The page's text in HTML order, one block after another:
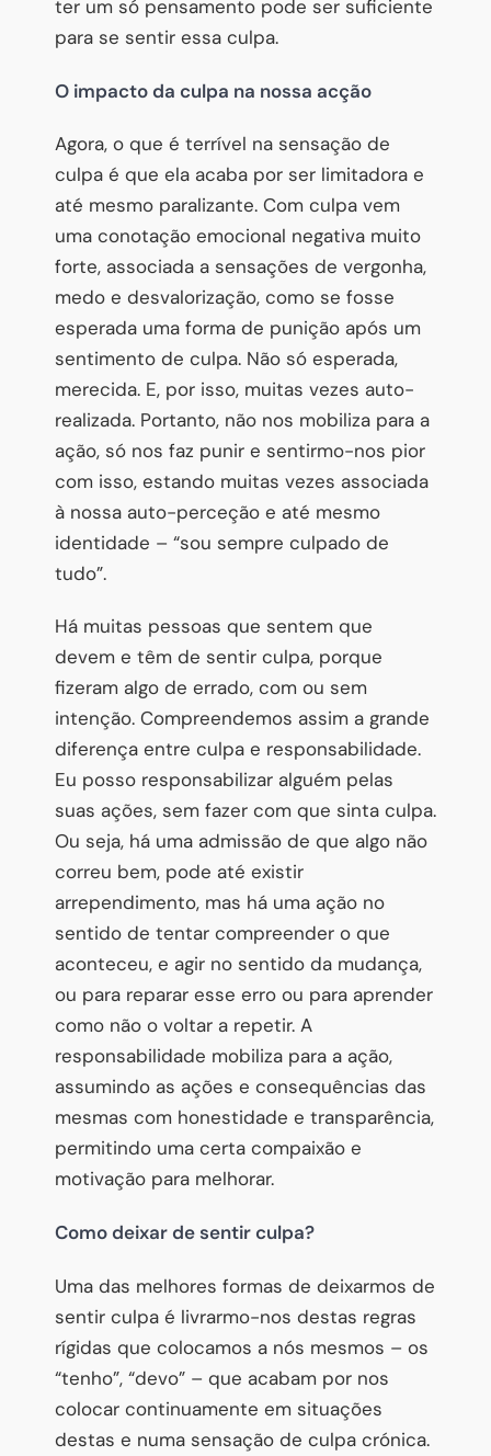
ter um só pensamento pode ser suficiente
para se sentir essa culpa.
O impacto da culpa na nossa acção
Agora, o que é terrível na sensação de
culpa é que ela acaba por ser limitadora e
até mesmo paralizante. Com culpa vem
uma conotação emocional negativa muito
forte, associada a sensações de vergonha,
medo e desvalorização, como se fosse
esperada uma forma de punição após um
sentimento de culpa. Não só esperada,
merecida. E, por isso, muitas vezes auto-
realizada. Portanto, não nos mobiliza para a
ação, só nos faz punir e sentirmo-nos pior
com isso, estando muitas vezes associada
à nossa auto-perceção e até mesmo
identidade – “sou sempre culpado de
tudo”.
Há muitas pessoas que sentem que
devem e têm de sentir culpa, porque
fizeram algo de errado, com ou sem
intenção. Compreendemos assim a grande
diferença entre culpa e responsabilidade.
Eu posso responsabilizar alguém pelas
suas ações, sem fazer com que sinta culpa.
Ou seja, há uma admissão de que algo não
correu bem, pode até existir
arrependimento, mas há uma ação no
sentido de tentar compreender o que
aconteceu, e agir no sentido da mudança,
ou para reparar esse erro ou para aprender
como não o voltar a repetir. A
responsabilidade mobiliza para a ação,
assumindo as ações e consequências das
mesmas com honestidade e transparência,
permitindo uma certa compaixão e
motivação para melhorar.
Como deixar de sentir culpa?
Uma das melhores formas de deixarmos de
sentir culpa é livrarmo-nos destas regras
rígidas que colocamos a nós mesmos – os
“tenho”, “devo” – que acabam por nos
colocar continuamente em situações
destas e numa sensação de culpa crónica.